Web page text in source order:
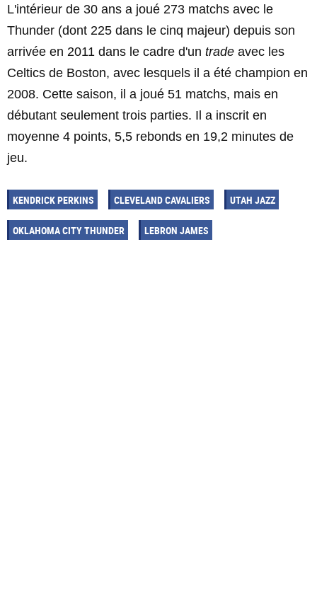
L'intérieur de 30 ans a joué 273 matchs avec le
Thunder (dont 225 dans le cinq majeur) depuis son
arrivée en 2011 dans le cadre d'un trade avec les
Celtics de Boston, avec lesquels il a été champion en
2008. Cette saison, il a joué 51 matchs, mais en
débutant seulement trois parties. Il a inscrit en
moyenne 4 points, 5,5 rebonds en 19,2 minutes de
jeu.
KENDRICK PERKINS CLEVELAND CAVALIERS UTAH JAZZ
OKLAHOMA CITY THUNDER LEBRON JAMES